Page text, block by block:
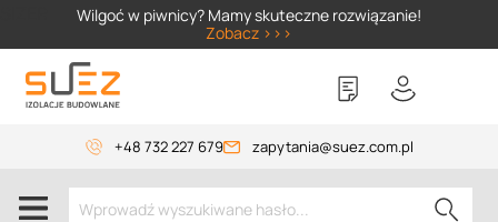
Wilgoć w piwnicy? Mamy skuteczne rozwiązanie!
Zobacz >>>
+48 732 227 679 zapytania@suez.com.pl